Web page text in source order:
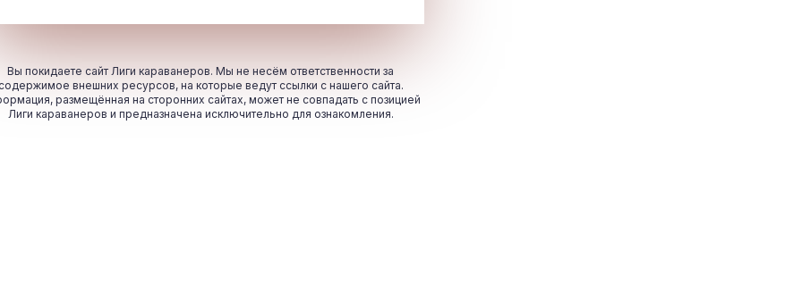
Вы покидаете сайт Лиги караванеров. Мы не несём ответственности за
внешних ресурсов, на которые ведут ссылки с нашего сайта.
размещённая на сторонних сайтах, может не совпадать с позицией
Лиги караванеров и предназначена исключительно для ознакомления.